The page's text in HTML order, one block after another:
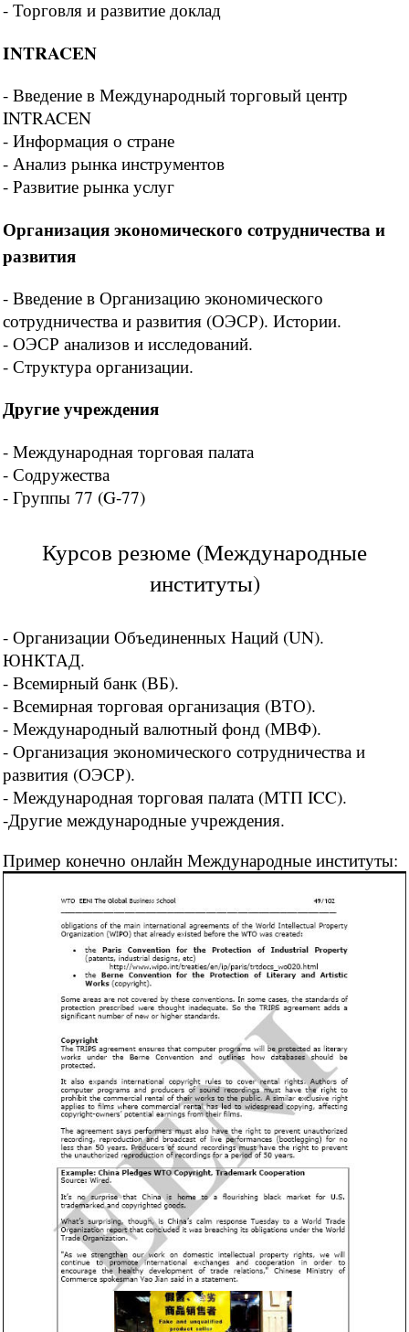
- Торговля и развитие доклад
INTRACEN
- Введение в Международный торговый центр
INTRACEN
- Информация о стране
- Анализ рынка инструментов
- Развитие рынка услуг
Организация экономического сотрудничества и
развития
- Введение в Организацию экономического
сотрудничества и развития (ОЭСР). Истории.
- ОЭСР анализов и исследований.
- Структура организации.
Другие учреждения
- Международная торговая палата
- Содружества
- Группы 77 (G-77)
Курсов резюме (Международные
институты)
- Организации Объединенных Наций (UN).
ЮНКТАД.
- Всемирный банк (ВБ).
- Всемирная торговая организация (ВТО).
- Международный валютный фонд (МВФ).
- Организация экономического сотрудничества и
развития (ОЭСР).
- Международная торговая палата (МТП ICC).
-Другие международные учреждения.
Пример конечно онлайн Международные институты: